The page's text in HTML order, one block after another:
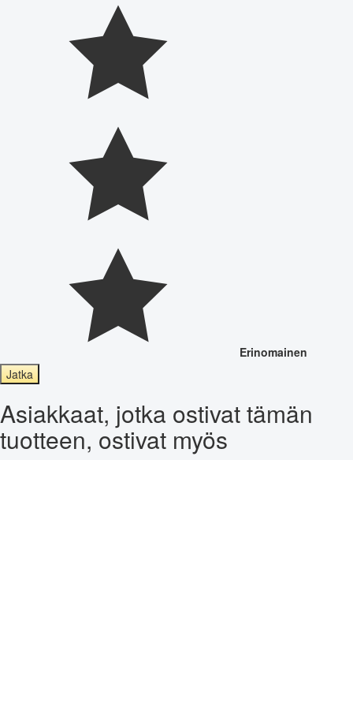
Erinomainen
Jatka
Asiakkaat, jotka ostivat tämän
tuotteen, ostivat myös